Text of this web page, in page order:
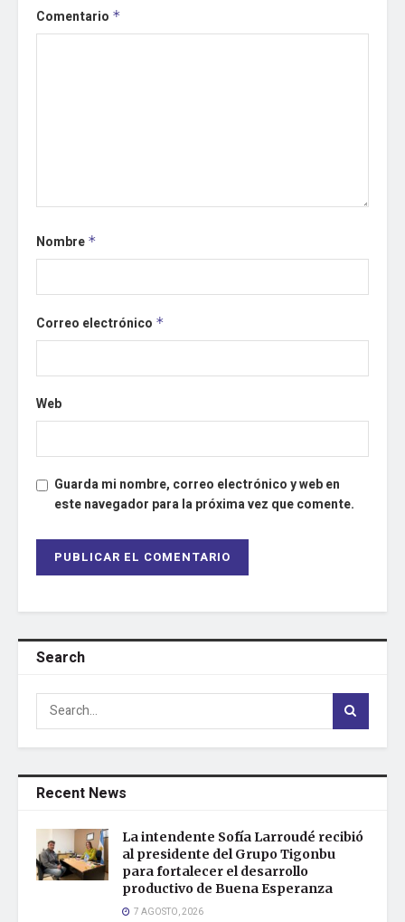
Comentario *
Nombre *
Correo electrónico *
Web
Guarda mi nombre, correo electrónico y web en
este navegador para la próxima vez que comente.
Search
Recent News
La intendente Sofía Larroudé recibió
al presidente del Grupo Tigonbu
para fortalecer el desarrollo
productivo de Buena Esperanza
7 AGOSTO, 2026